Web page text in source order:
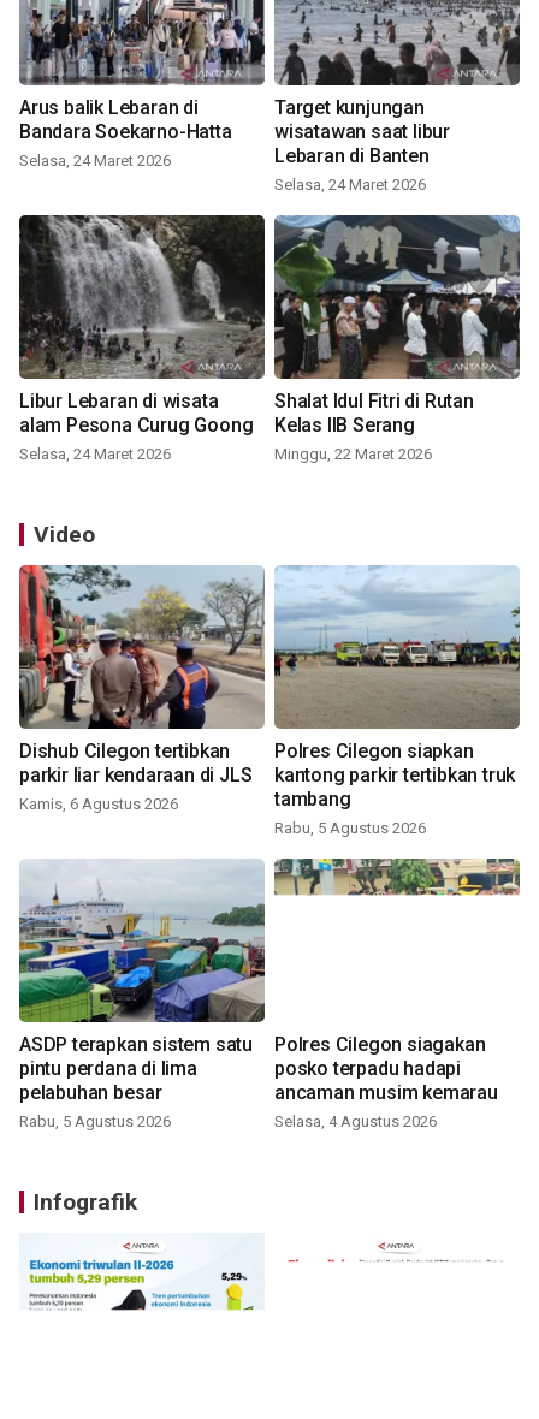
Arus balik Lebaran di
Bandara Soekarno-Hatta
Selasa, 24 Maret 2026
Target kunjungan
wisatawan saat libur
Lebaran di Banten
Selasa, 24 Maret 2026
Libur Lebaran di wisata
alam Pesona Curug Goong
Selasa, 24 Maret 2026
Shalat Idul Fitri di Rutan
Kelas IIB Serang
Minggu, 22 Maret 2026
Video
Dishub Cilegon tertibkan
parkir liar kendaraan di JLS
Kamis, 6 Agustus 2026
Polres Cilegon siapkan
kantong parkir tertibkan truk
tambang
Rabu, 5 Agustus 2026
ASDP terapkan sistem satu
pintu perdana di lima
pelabuhan besar
Rabu, 5 Agustus 2026
Polres Cilegon siagakan
posko terpadu hadapi
ancaman musim kemarau
Selasa, 4 Agustus 2026
Infografik